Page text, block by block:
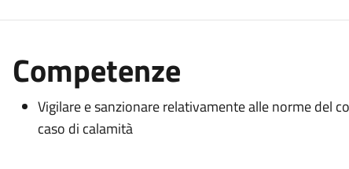
Competenze
Vigilare e sanzionare relativamente alle norme del
caso di calamità